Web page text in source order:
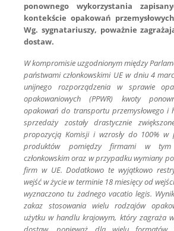
ponownego wykorzystania
kontekście opakowań
Wg. sygnatariuszy, poważnie
dostaw.
W kompromisie uzgodnionym między
państwami członkowskimi UE w dniu 4
unijnego rozporządzenia w sprawie
opakowaniowych (PPWR) kwoty
opakowań do transportu przemysłowego i
sprzedaży zostały drastycznie
propozycją Komisji i wzrosły do 100% w
produktów pomiędzy firmami w tym
członkowskim oraz w przypadku wymiany
firm w UE. Dodatkowo te wyjątkowo
wejść w życie w terminie 18 miesięcy od
wyznaczono tu żadnego vacatio legis.
zakaz stosowania wielu rodzajów
użytku w handlu krajowym, który zagraża